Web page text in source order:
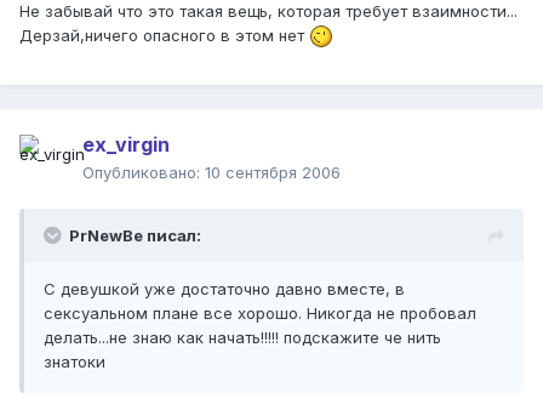
Не забывай что это такая вещь, которая требует взаимности...
Дерзай,ничего опасного в этом нет
ex_virgin
Опубликовано: 10 сентября 2006
PrNewBe писал:
С девушкой уже достаточно давно вместе, в
сексуальном плане все хорошо. Никогда не пробовал
делать...не знаю как начать!!!!! подскажите че нить
знатоки